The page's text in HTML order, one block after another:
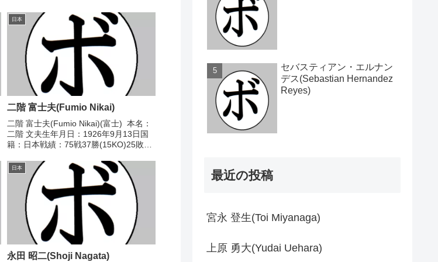
日本
二階 富士夫(Fumio Nikai)
二階 富士夫(Fumio Nikai)(富士) 本名：
二階 文夫生年月日：1926年9月13日国
籍：日本戦績：75戦37勝(15KO)25敗11
1946年度東日本フェザー級新人王 【戦
歴】1946/...
日本
永田 昭二(Shoji Nagata)
セバスティアン・エルナン
デス(Sebastian Hernandez
Reyes)
最近の投稿
宮永 登生(Toi Miyanaga)
上原 勇大(Yudai Uehara)